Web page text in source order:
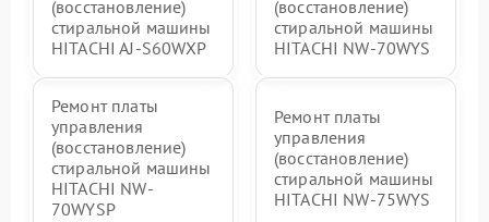
(восстановление)
стиральной машины
HITACHI AJ-S60WXP
(восстановление)
стиральной машины
HITACHI NW-70WYS
Ремонт платы
управления
(восстановление)
стиральной машины
HITACHI NW-
70WYSP
Ремонт платы
управления
(восстановление)
стиральной машины
HITACHI NW-75WYS